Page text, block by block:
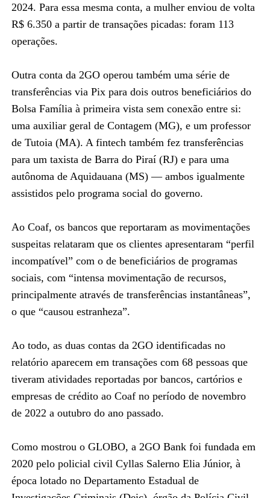
2024. Para essa mesma conta, a mulher enviou de volta
R$ 6.350 a partir de transações picadas: foram 113
operações.
Outra conta da 2GO operou também uma série de
transferências via Pix para dois outros beneficiários do
Bolsa Família à primeira vista sem conexão entre si:
uma auxiliar geral de Contagem (MG), e um professor
de Tutoia (MA). A fintech também fez transferências
para um taxista de Barra do Piraí (RJ) e para uma
autônoma de Aquidauana (MS) — ambos igualmente
assistidos pelo programa social do governo.
Ao Coaf, os bancos que reportaram as movimentações
suspeitas relataram que os clientes apresentaram “perfil
incompatível” com o de beneficiários de programas
sociais, com “intensa movimentação de recursos,
principalmente através de transferências instantâneas”,
o que “causou estranheza”.
Ao todo, as duas contas da 2GO identificadas no
relatório aparecem em transações com 68 pessoas que
tiveram atividades reportadas por bancos, cartórios e
empresas de crédito ao Coaf no período de novembro
de 2022 a outubro do ano passado.
Como mostrou o GLOBO, a 2GO Bank foi fundada em
2020 pelo policial civil Cyllas Salerno Elia Júnior, à
época lotado no Departamento Estadual de